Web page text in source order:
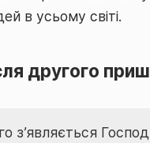
в усьому світі.
другого
з’являється